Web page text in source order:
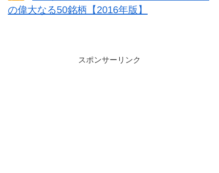
の偉大なる50銘柄【2016年版】
スポンサーリンク